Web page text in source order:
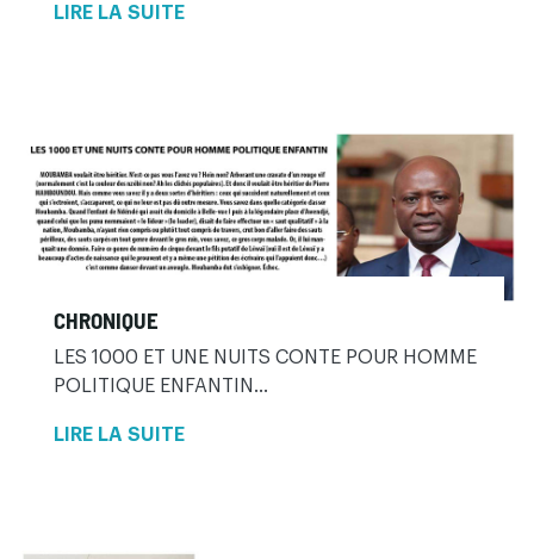
LIRE LA SUITE
CHRONIQUE
LES 1000 ET UNE NUITS CONTE POUR HOMME
POLITIQUE ENFANTIN...
LIRE LA SUITE